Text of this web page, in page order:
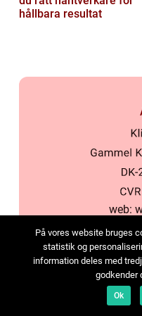
hållbara resultat
web:
På vores website bruges
statistik og
information deles med
godkender
Ok